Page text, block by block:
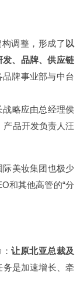
调整，形成了 以
、品牌、供应链
牌事业部与中台
战略应由总经理侯
产品开发负责人汪
际美妆集团也极少
和其他高管的“分
：让原北亚总裁及
务是加速增长、牵